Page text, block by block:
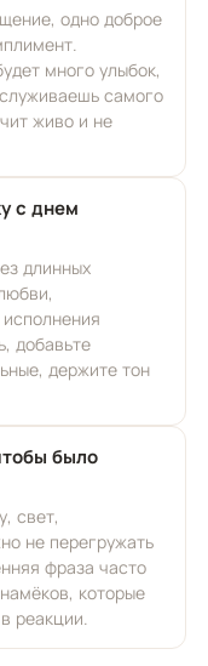
одно доброе
много улыбок,
самого
живо и не
с днем
длинных
добавьте
держите тон
было
свет,
не перегружать
фраза часто
которые
реакции.